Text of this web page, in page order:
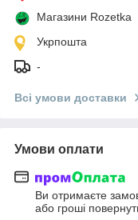
Магазини Rozetka
Укрпошта
-
Всі умови доставки
Умови оплати
Ви отримаєте
або гроші